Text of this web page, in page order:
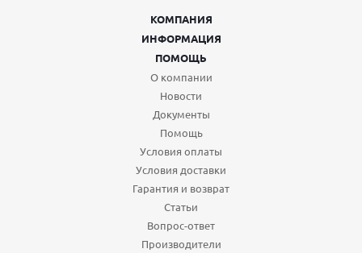
КОМПАНИЯ
ИНФОРМАЦИЯ
ПОМОЩЬ
О компании
Новости
Документы
Помощь
Условия оплаты
Условия доставки
Гарантия и возврат
Статьи
Вопрос-ответ
Производители